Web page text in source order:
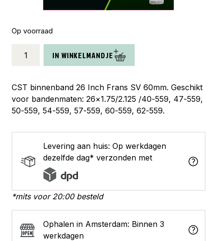
Op voorraad
binnenband
x
1.50
-
(40/62-
60mm
IN WINKELMANDJE
CST binnenband 26 Inch Frans SV 60mm. Geschikt
voor bandenmaten: 26×1.75/2.125 /40-559, 47-559,
50-559, 54-559, 57-559, 60-559, 62-559.
Levering aan huis: Op werkdagen
dezelfde dag* verzonden met
*mits voor 20:00 besteld
Ophalen in Amsterdam: Binnen 3
werkdagen